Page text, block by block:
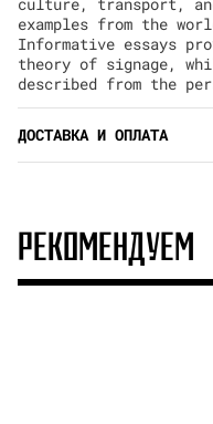
examples from the
Informative essays
theory of signage,
described from the
ДОСТАВКА И ОПЛАТА
РЕКОМЕНДУЕМ